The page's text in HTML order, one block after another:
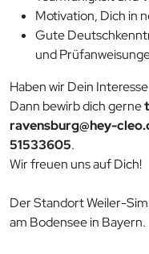
Motivation, Dich in
Gute
und
Haben wir Dein
Dann bewirb dich gerne
ravensburg@hey-
51533605.
Wir freuen uns auf Dich!
Der Standort Weiler-
am Bodensee in Bayern.